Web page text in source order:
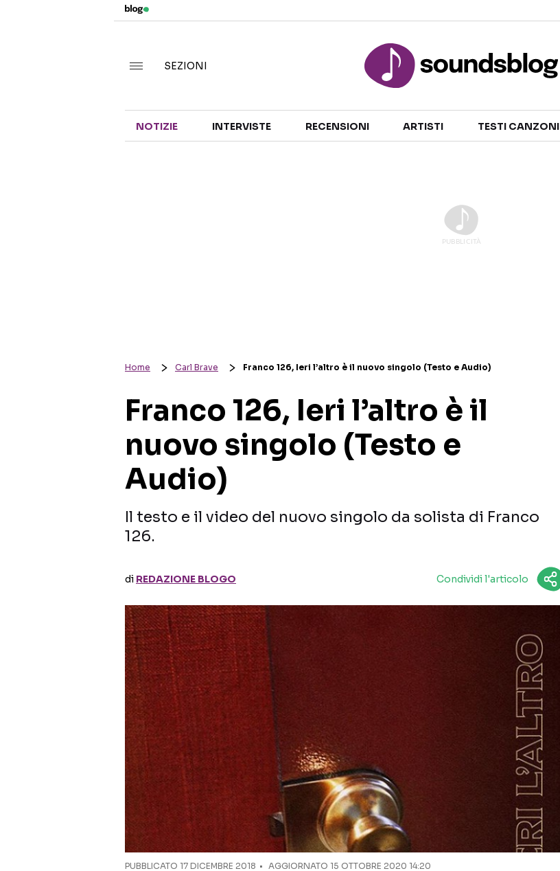
TALENT SHOW
SEZIONI
NOTIZIE INTERVISTE RECENSIONI ARTISTI TESTI CANZONI
Home Carl Brave Franco 126, Ieri l’altro è il nuovo singolo (Testo e Audio)
Franco 126, Ieri l’altro è il
nuovo singolo (Testo e
Audio)
Il testo e il video del nuovo singolo da solista di Franco
126.
di REDAZIONE BLOGO Condividi l'articolo
PUBBLICATO 17 DICEMBRE 2018 AGGIORNATO 15 OTTOBRE 2020 14:20